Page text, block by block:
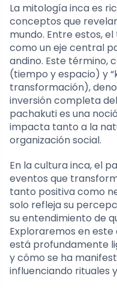
La mitología inca es
conceptos que
mundo. Entre estos,
como un eje central
andino. Este término,
(tiempo y espacio) y
transformación),
inversión completa
pachakuti es una
impacta tanto a la
organización social.
En la cultura inca, el
eventos que
tanto positiva como
solo refleja su
su entendimiento de
Exploraremos en
está profundamente
y cómo se ha
influenciando rituales